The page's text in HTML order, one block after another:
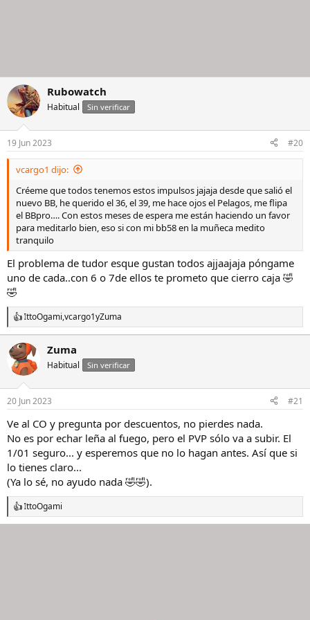
Rubowatch
Habitual Sin verificar
19 Jun 2023 #20
vcargo1 dijo:
Créeme que todos tenemos estos impulsos jajaja desde que salió el
nuevo BB, he querido el 36, el 39, me hace ojos el Pelagos, me flipa
el BBpro…. Con estos meses de espera me están haciendo un favor
para meditarlo bien, eso si con mi bb58 en la muñeca medito
tranquilo
El problema de tudor esque gustan todos ajjaajaja póngame
uno de cada..con 6 o 7de ellos te prometo que cierro caja 🤣
🤣
R
e
a
c
c
o
n
e
s
IttoOgami,vcargo1yZuma
Zuma
Habitual Sin verificar
20 Jun 2023 #21
Ve al CO y pregunta por descuentos, no pierdes nada.
No es por echar leña al fuego, pero el PVP sólo va a subir. El
1/01 seguro... y esperemos que no lo hagan antes. Así que si
lo tienes claro...
(Ya lo sé, no ayudo nada 🤣🤣).
R
e
IttoOgami